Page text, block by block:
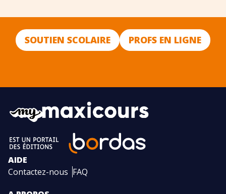
SOUTIEN SCOLAIRE PROFS EN LIGNE
AIDE
Contactez-nous FAQ